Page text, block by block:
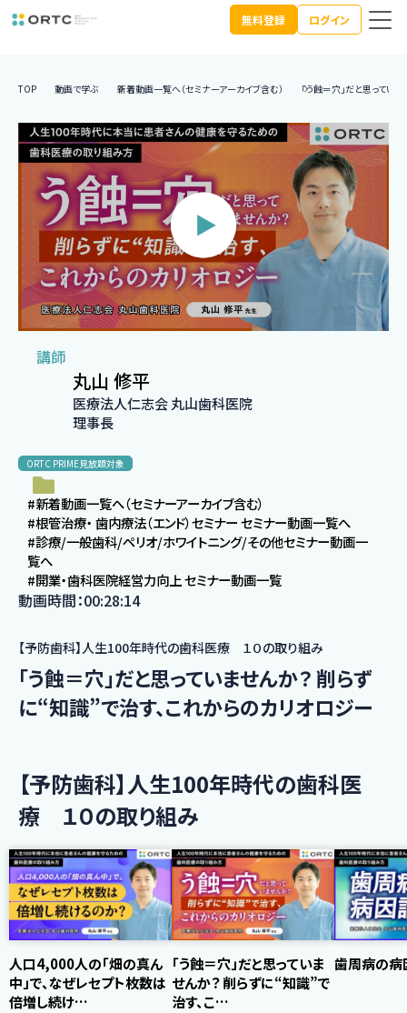
無料登録 ログイン
TOP 動画で学ぶ 新着動画一覧へ（セミナーアーカイブ含む） 「う蝕＝穴」だと思ってい
【予防歯科】人生100年時代の歯科医療 １０の取り組み
「う蝕＝穴」だと思っていませんか？ 削らず
に“知識”で治す、これからのカリオロジー
講師
丸山 修平
医療法人仁志会 丸山歯科医院
理事長
ORTC PRIME見放題対象
#新着動画一覧へ（セミナーアーカイブ含む）
#根管治療・ 歯内療法（エンド）セミナー セミナー動画一覧へ
#診療/一般歯科/ペリオ/ホワイトニング/その他セミナー動画一
覧へ
#開業・歯科医院経営力向上 セミナー動画一覧
動画時間：00:28:14
【予防歯科】人生100年時代の歯科医
療 １０の取り組み
人口4,000人の「畑の真ん
中」で、なぜレセプト枚数は
倍増し続け…
「う蝕＝穴」だと思っていま
せんか？ 削らずに“知識”で
治す、こ…
歯周病の病